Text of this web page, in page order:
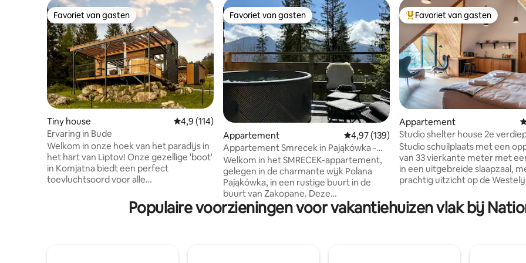
Favoriet van gasten
Favoriet van gasten
Tiny house Gemiddelde beoordeling van 4,9 uit 5, 114 recensies
4,9 (114)
Ervaring in Bude
Welkom in onze hoek van het paradijs in
het hart van Liptov! Onze gezellige 'boot'
in Komjatna biedt een perfect
toevluchtsoord voor alle
avontuurliefhebbers. Deze
adembenemende locatie ligt in de
Favoriet van gasten
Favoriet van gasten
Appartement Gemiddelde beoordeling van 4,97 uit 5, 139
4,97 (139)
Appartement Smrecek in Pająkówka -
Premium Class
Welkom in het SMRECEK-appartement,
gelegen in de charmante wijk Polana
Pająkówka, in een rustige buurt in de
buurt van Zakopane. Deze
accommodatie combineert comfort met
de schoonheid van de bergen. Het
Topfavoriet van gasten
Favoriet van gasten
Appartement
Studio shelter house 2e
uitzicht op de Tatra's
Studio schuilplaats met een
van 33 vierkante meter met
in een uitgebreide slaapzaal,
prachtig uitzicht op de
lariks hout. Een kingsize bed
200 cm met 2 één persoons
uitschuifbare fauteuil maakt de
Populaire voorzieningen voor vakantiehuizen vlak bij